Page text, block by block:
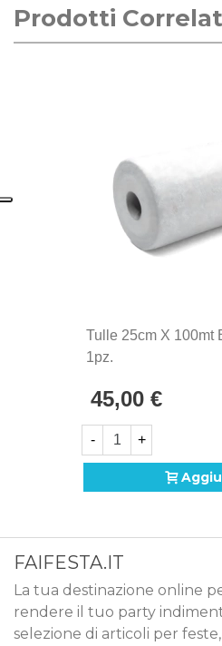
Prodotti
Tulle 25cm X 100mt
1pz.
45,00 €
- +
FAIFESTA.IT
La tua destinazione online
rendere il tuo party
selezione di articoli per